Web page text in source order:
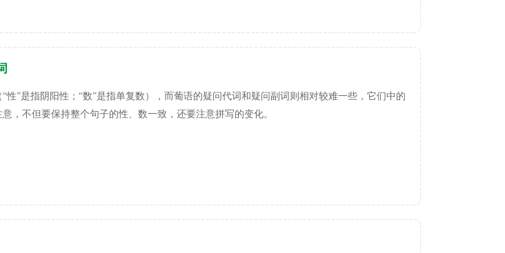
”是指阴阳性；“数”是指单复数），而葡语的疑问代词和疑问副词则相对较难一些，它们中的
，不但要保持整个句子的性、数一致，还要注意拼写的变化。